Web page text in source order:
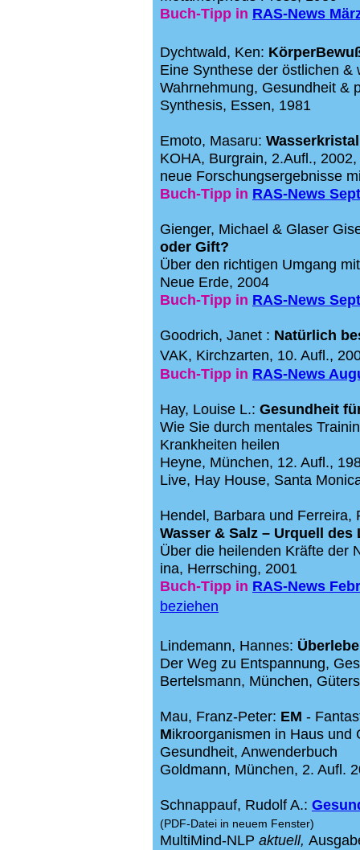
Buch-Tipp in RAS-News
Dychtwald, Ken:
Eine Synthese der östlichen
Wahrnehmung, Gesundheit &
Synthesis, Essen, 1981
Emoto, Masaru:
KOHA, Burgrain, 2.Aufl., 2002,
neue Forschungsergebnisse
Buch-Tipp in RAS-News
Gienger, Michael & Glaser
oder Gift?
Über den richtigen Umgang
Neue Erde, 2004
Buch-Tipp in RAS-News
Goodrich, Janet : Natürlich
VAK, Kirchzarten, 10. Aufl.,
Buch-Tipp in RAS-News
Hay, Louise L.: Gesundheit
Wie Sie durch mentales
Krankheiten heilen
Heyne, München, 12. Aufl.,
Live, Hay House, Santa
Hendel, Barbara und Ferreira,
Wasser & Salz – Urquell des
Über die heilenden Kräfte der
ina, Herrsching, 2001
Buch-Tipp in RAS-News
beziehen
Lindemann, Hannes:
Der Weg zu Entspannung,
Bertelsmann, München,
Mau, Franz-Peter: EM -
Mikroorganismen in Haus und
Gesundheit, Anwenderbuch
Goldmann, München, 2. Aufl.
Schnappauf, Rudolf A.:
(PDF-Datei in neuem Fenster)
MultiMind-NLP aktuell,